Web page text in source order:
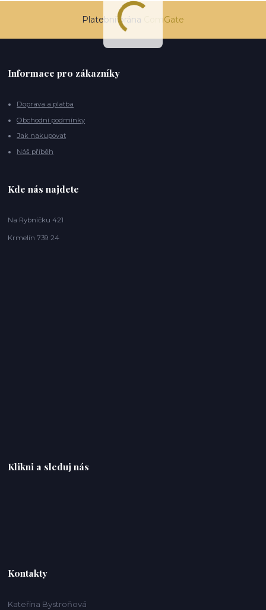
Platební brána ComGate
Informace pro zákazníky
Doprava a platba
Obchodní podmínky
Jak nakupovat
Náš příběh
Kde nás najdete
Na Rybníčku 421
Krmelín 739 24
Klikni a sleduj nás
Kontakty
Kateřina Bystroňová